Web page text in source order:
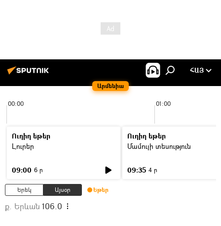
Արմենիա
ՀԱՅ
00:00 01:00
Ուղիղ եթեր
Լուրեր
09:00 6 ր
Ուղիղ եթեր
Մամուլի տեսություն
09:35 4 ր
Երեկ Այսօր Եթեր
ք. Երևան 106.0